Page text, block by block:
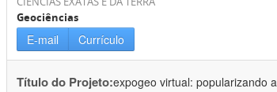
Geociências
E-mail Currículo
Título do Projeto:expogeo virtual: popularizando